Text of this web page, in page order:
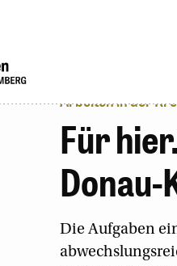
Arbeiten in der
Für
Donau-
Die Aufgaben